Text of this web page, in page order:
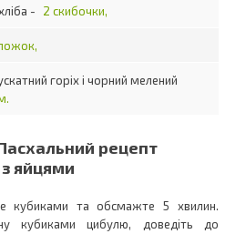
- 2 скибочки,
горіх і чорний мелений
рецепт
яйцями
кубиками та обсмажте 5 хвилин.
кубиками цибулю, доведіть до